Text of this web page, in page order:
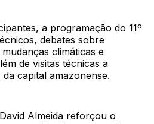
a programação do 11º
debates sobre
climáticas e
de visitas técnicas a
capital amazonense.
Almeida reforçou o